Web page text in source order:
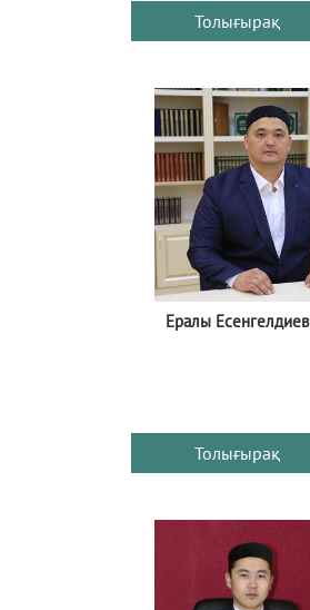
Толығырақ
Ералы Есенгелдиев
Толығырақ